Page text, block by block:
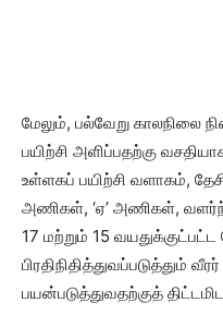
​மேலும், பல்வேறு காலநிலை
பயிற்சி அளிப்பதற்கு
உள்ளகப் பயிற்சி வளாகம்,
அணிகள், ‘ஏ’ அணிகள்,
17 மற்றும் 15
பிரதிநிதித்துவப்படுத்தும்
பயன்படுத்துவதற்குத்